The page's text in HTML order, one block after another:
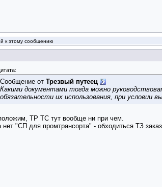
к этому сообщению
Сообщение от Трезвый путеец
Какими документами тогда можно
обязательности их использования, при условии
ТР ТС тут вообще ни при чем.
нет "СП для промтрансорта" - обходиться ТЗ